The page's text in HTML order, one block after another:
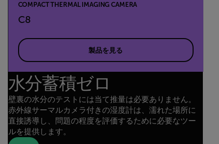
COMPACT THERMAL IMAGING CAMERA
C8
製品を見る
水分蓄積ゼロ
壁裏の水分のテストには当て推量は必要ありません。
赤外線サーマルカメラ付きの湿度計は、濡れた場所に
直接誘導し、問題の程度を評価するために必要なツー
ルを提供します。